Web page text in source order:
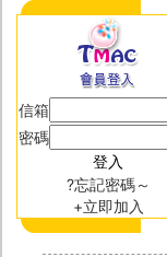
信箱
密碼
?忘記密碼～
+立即加入